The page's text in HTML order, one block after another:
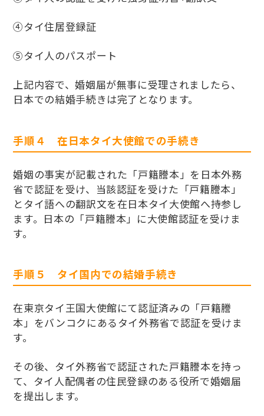
④タイ住居登録証
⑤タイ人のパスポート
上記内容で、婚姻届が無事に受理されましたら、
日本での結婚手続きは完了となります。
手順４ 在日本タイ大使館での手続き
婚姻の事実が記載された「戸籍謄本」を日本外務
省で認証を受け、当該認証を受けた「戸籍謄本」
とタイ語への翻訳文を在日本タイ大使館へ持参し
ます。日本の「戸籍謄本」に大使館認証を受けま
す。
手順５ タイ国内での結婚手続き
在東京タイ王国大使館にて認証済みの「戸籍謄
本」をバンコクにあるタイ外務省で認証を受けま
す。
その後、タイ外務省で認証された戸籍謄本を持っ
て、タイ人配偶者の住民登録のある役所で婚姻届
を提出します。